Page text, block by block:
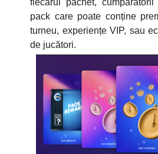
fiecărui pachet,
pack care poate conține
turneu, experiențe VIP, sau
de jucători.